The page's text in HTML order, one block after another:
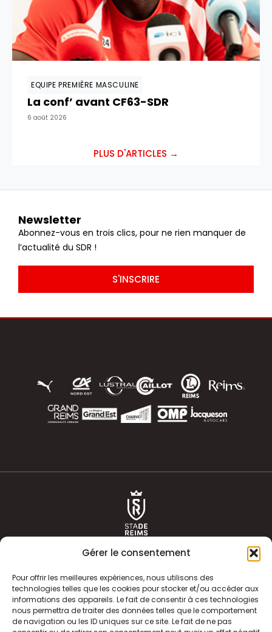
Gérer le consentement
Pour offrir les meilleures expériences, nous utilisons des
technologies telles que les cookies pour stocker et/ou accéder aux
informations des appareils. Le fait de consentir à ces technologies
nous permettra de traiter des données telles que le comportement
de navigation ou les ID uniques sur ce site. Le fait de ne pas
EQUIPE PREMIÈRE MASCULINE
La conf’ avant CF63-SDR
6 août 2026
PLUS D'ARTICLES →
Newsletter
Abonnez-vous en trois clics, pour ne rien manquer de
l’actualité du SDR !
S'INSCRIRE
ACTUALITÉS
CLUB
HISTOIRE
ÉQUIPE PREMIERE